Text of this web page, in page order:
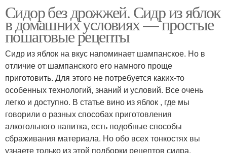
Сидор без дрожжей. Сидр из яблок
в домашних условиях — простые
пошаговые рецепты
Сидр из яблок на вкус напоминает шампанское. Но в
отличие от шампанского его намного проще
приготовить. Для этого не потребуется каких-то
особенных технологий, знаний и условий. Все очень
легко и доступно. В статье вино из яблок , где мы
говорили о разных способах приготовления
алкогольного напитка, есть подобные способы
сбраживания материала. Но обо всех тонкостях вы
узнаете только из этой подборки рецептов сидра.